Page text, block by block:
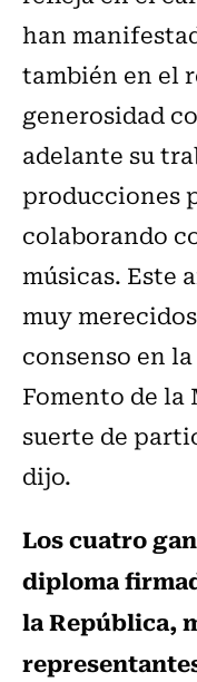
han
también en el
generosidad
adelante su
producciones
colaborando
músicas. Este
muy
consenso en
Fomento de la
suerte de
dijo.
Los cuatro
diploma
la República,